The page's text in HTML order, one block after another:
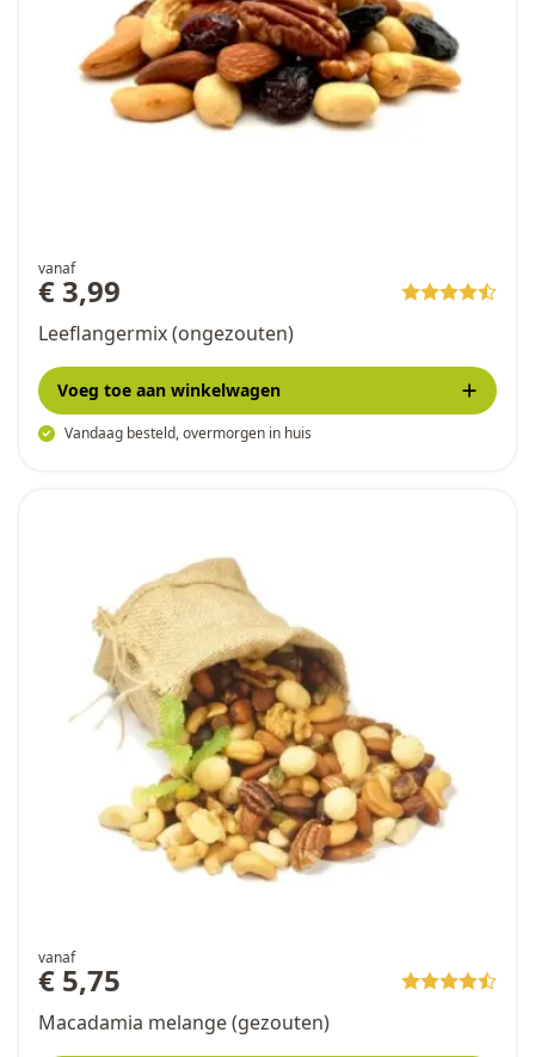
vanaf
€ 3,99
Leeflangermix (ongezouten)
Vandaag besteld, overmorgen in huis
Voeg toe aan winkelwagen
vanaf
€ 5,75
Macadamia melange (gezouten)